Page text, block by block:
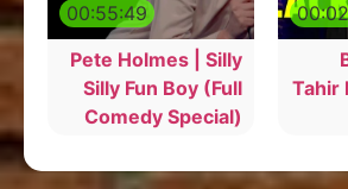
Tahir
00:55:49
Pete Holmes | Silly
Silly Fun Boy (Full
Comedy Special)